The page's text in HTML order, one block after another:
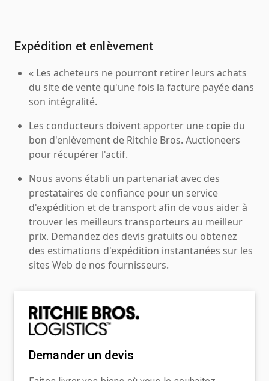
Expédition et enlèvement
« Les acheteurs ne pourront retirer leurs achats
du site de vente qu'une fois la facture payée dans
son intégralité.
Les conducteurs doivent apporter une copie du
bon d'enlèvement de Ritchie Bros. Auctioneers
pour récupérer l'actif.
Nous avons établi un partenariat avec des
prestataires de confiance pour un service
d'expédition et de transport afin de vous aider à
trouver les meilleurs transporteurs au meilleur
prix. Demandez des devis gratuits ou obtenez
des estimations d'expédition instantanées sur les
sites Web de nos fournisseurs.
Demander un devis